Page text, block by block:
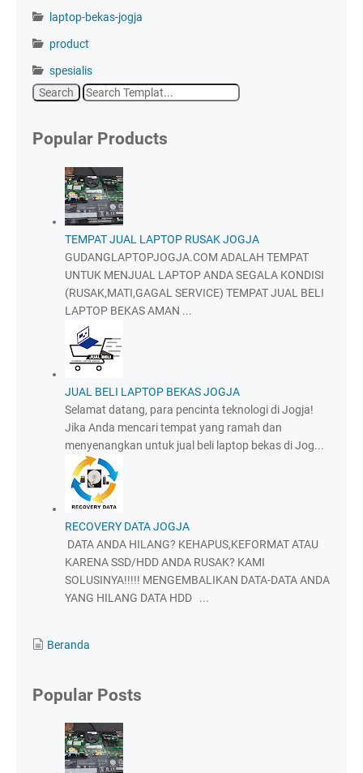
laptop-bekas-jogja
product
spesialis
Popular Products
TEMPAT JUAL LAPTOP RUSAK JOGJA
GUDANGLAPTOPJOGJA.COM ADALAH TEMPAT
UNTUK MENJUAL LAPTOP ANDA SEGALA KONDISI
(RUSAK,MATI,GAGAL SERVICE) TEMPAT JUAL BELI
LAPTOP BEKAS AMAN ...
JUAL BELI LAPTOP BEKAS JOGJA
Selamat datang, para pencinta teknologi di Jogja!
Jika Anda mencari tempat yang ramah dan
menyenangkan untuk jual beli laptop bekas di Jog...
RECOVERY DATA JOGJA
DATA ANDA HILANG? KEHAPUS,KEFORMAT ATAU
KARENA SSD/HDD ANDA RUSAK? KAMI
SOLUSINYA!!!!! MENGEMBALIKAN DATA-DATA ANDA
YANG HILANG DATA HDD ...
Beranda
Popular Posts